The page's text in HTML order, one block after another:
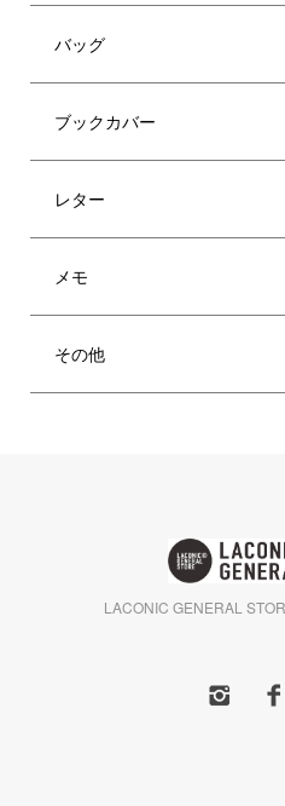
バッグ
ブックカバー
レター
メモ
その他
LACONIC GENERAL